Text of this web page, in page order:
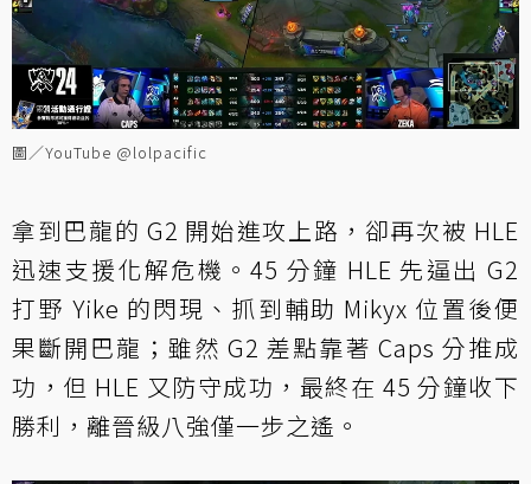
圖／YouTube @lolpacific
拿到巴龍的 G2 開始進攻上路，卻再次被 HLE
迅速支援化解危機。45 分鐘 HLE 先逼出 G2
打野 Yike 的閃現、抓到輔助 Mikyx 位置後便
果斷開巴龍；雖然 G2 差點靠著 Caps 分推成
功，但 HLE 又防守成功，最終在 45 分鐘收下
勝利，離晉級八強僅一步之遙。